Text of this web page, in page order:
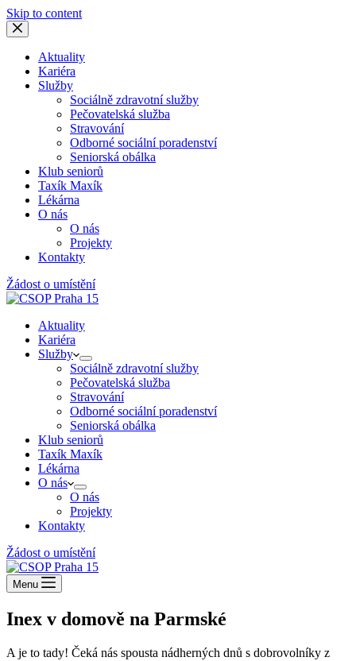
Skip to content
Aktuality
Kariéra
Služby
Sociálně zdravotní služby
Pečovatelská služba
Stravování
Odborné sociální poradenství
Seniorská obálka
Klub seniorů
Taxík Maxík
Lékárna
O nás
O nás
Projekty
Kontakty
Žádost o umístění
Aktuality
Kariéra
Služby
Sociálně zdravotní služby
Pečovatelská služba
Stravování
Odborné sociální poradenství
Seniorská obálka
Klub seniorů
Taxík Maxík
Lékárna
O nás
O nás
Projekty
Kontakty
Žádost o umístění
Menu
Inex v domově na Parmské
A je to tady! Čeká nás spousta nádherných dnů s dobrovolníky z